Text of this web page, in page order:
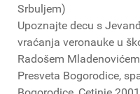
Srbuljem)
Upoznajte decu s
vraćanja veronauke u
Radošem
Presveta Bogorodice,